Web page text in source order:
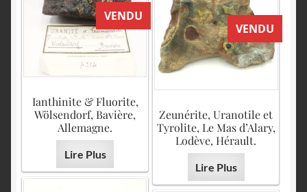
VENDU
Ianthinite & Fluorite,
Wölsendorf, Bavière,
Allemagne.
Lire Plus
VENDU
Zeunérite, Uranotile et
Tyrolite, Le Mas d’Alary,
Lodève, Hérault.
Lire Plus